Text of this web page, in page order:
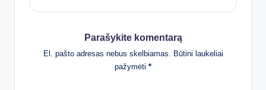
Parašykite komentarą
El. pašto adresas nebus skelbiamas. Būtini laukeliai
pažymėti *